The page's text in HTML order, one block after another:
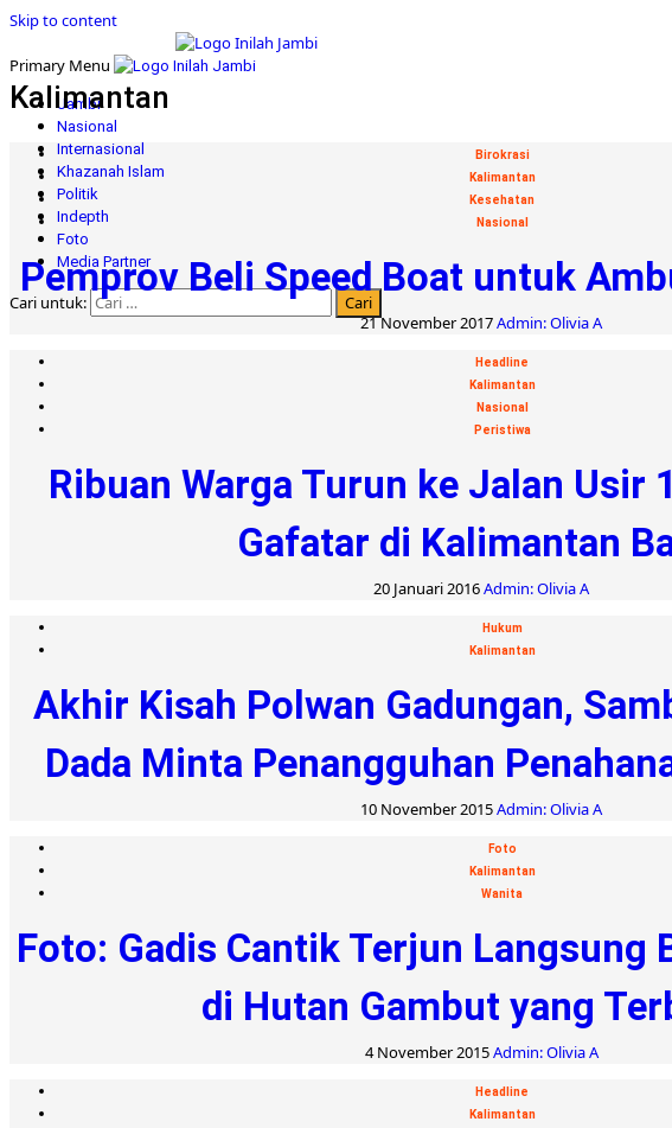
Skip to content
Primary Menu
Jambi
Nasional
Internasional
Khazanah Islam
Politik
Indepth
Foto
Media Partner
Cari untuk:
Kalimantan
Birokrasi
Kalimantan
Kesehatan
Nasional
Pemprov Beli Speed Boat untuk
21 November 2017Admin: Olivia A
Headline
Kalimantan
Nasional
Peristiwa
Ribuan Warga Turun ke Jalan Usir
Gafatar di Kalimantan
20 Januari 2016Admin: Olivia A
Hukum
Kalimantan
Akhir Kisah Polwan Gadungan,
Dada Minta Penangguhan
10 November 2015Admin: Olivia A
Foto
Kalimantan
Wanita
Foto: Gadis Cantik Terjun Langsung
di Hutan Gambut yang
4 November 2015Admin: Olivia A
Headline
Kalimantan